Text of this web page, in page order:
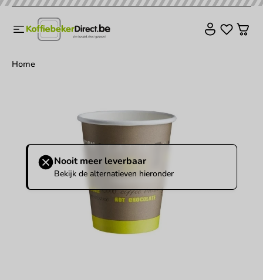
Home
Nooit meer leverbaar
Bekijk de alternatieven hieronder